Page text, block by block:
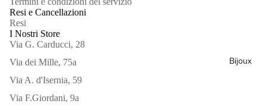
Bijoux
Resi e Cancellazioni
Resi
I Nostri Store
Via G. Carducci, 28
Via dei Mille, 75a
Via A. d'Isernia, 59
Via F.Giordani, 9a